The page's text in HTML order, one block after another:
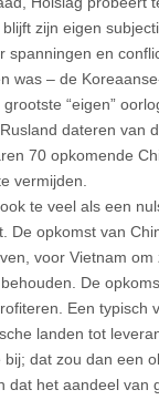
zijn eigen
spanningen en
was – de
“eigen”
dateren van
70 opkomende
vermijden.
te veel als een
De opkomst van
voor Vietnam
De
Een typisch
landen tot
dat zou dan een
dat het aandeel